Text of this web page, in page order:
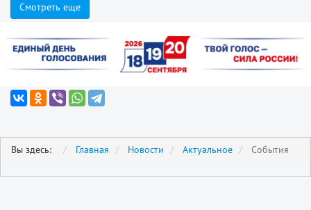
Смотреть еще
Вы здесь: Главная Новости Актуальное События